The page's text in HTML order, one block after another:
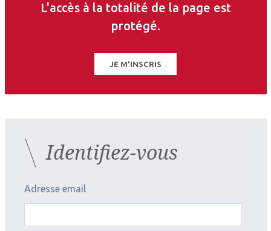
sans que les dommages cliniques ne soient
visibles… ce qui, dans un cas comme dans l’autre,
L'accès à la totalité de la page est
protégé.
JE M'INSCRIS
Identifiez-vous
Adresse email